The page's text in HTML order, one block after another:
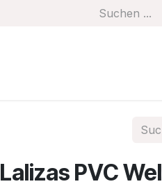
Lalizas PVC